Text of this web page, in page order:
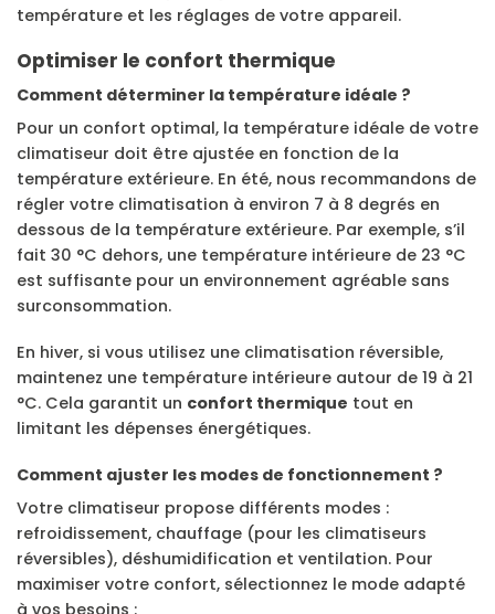
température et les réglages de votre appareil.
Optimiser le confort thermique
Comment déterminer la température idéale ?
Pour un confort optimal, la température idéale de votre
climatiseur doit être ajustée en fonction de la
température extérieure. En été, nous recommandons de
régler votre climatisation à environ 7 à 8 degrés en
dessous de la température extérieure. Par exemple, s’il
fait 30 °C dehors, une température intérieure de 23 °C
est suffisante pour un environnement agréable sans
surconsommation.
En hiver, si vous utilisez une climatisation réversible,
maintenez une température intérieure autour de 19 à 21
°C. Cela garantit un confort thermique tout en
limitant les dépenses énergétiques.
Comment ajuster les modes de fonctionnement ?
Votre climatiseur propose différents modes :
refroidissement, chauffage (pour les climatiseurs
réversibles), déshumidification et ventilation. Pour
maximiser votre confort, sélectionnez le mode adapté
à vos besoins :